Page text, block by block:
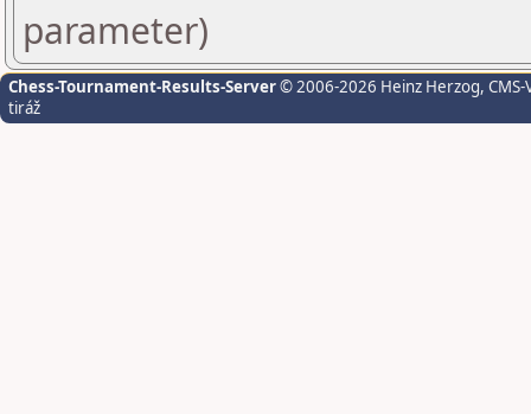
parameter)
Chess-Tournament-Results-Server© 2006-2026 Heinz Herzog,
tiráž